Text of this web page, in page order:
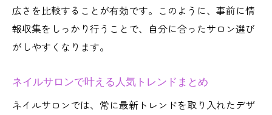
広さを比較することが有効です。このように、事前に情
報収集をしっかり行うことで、自分に合ったサロン選び
がしやすくなります。
ネイルサロンで叶える人気トレンドまとめ
ネイルサロンでは、常に最新トレンドを取り入れたデザ